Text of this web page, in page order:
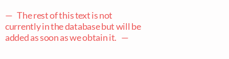
— The rest of this text is not
currently in the database but will be
added as soon as we obtain it. —